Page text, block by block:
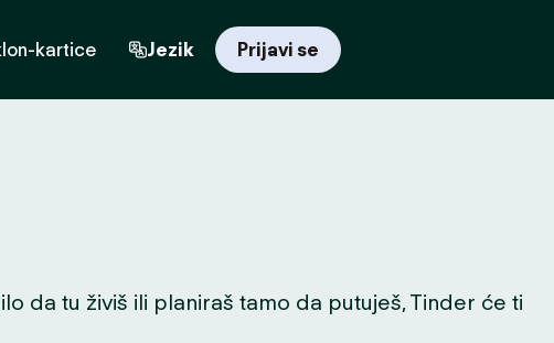
kartice Jezik Prijavi se
da tu živiš ili planiraš tamo da putuješ, Tinder će ti